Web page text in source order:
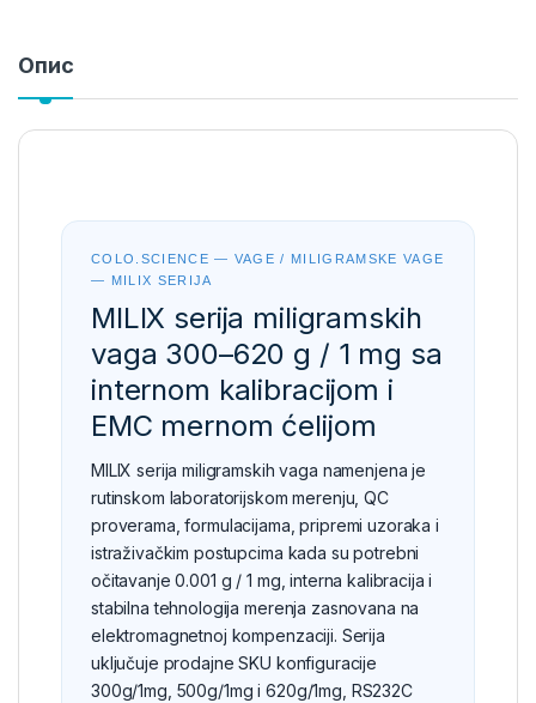
Опис
COLO.SCIENCE — VAGE / MILIGRAMSKE VAGE
— MILIX SERIJA
MILIX serija miligramskih
vaga 300–620 g / 1 mg sa
internom kalibracijom i
EMC mernom ćelijom
MILIX serija miligramskih vaga namenjena je
rutinskom laboratorijskom merenju, QC
proverama, formulacijama, pripremi uzoraka i
istraživačkim postupcima kada su potrebni
očitavanje 0.001 g / 1 mg, interna kalibracija i
stabilna tehnologija merenja zasnovana na
elektromagnetnoj kompenzaciji. Serija
uključuje prodajne SKU konfiguracije
300g/1mg, 500g/1mg i 620g/1mg, RS232C